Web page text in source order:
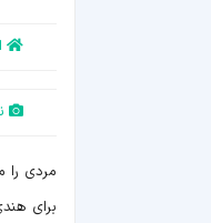
مردی را
برای